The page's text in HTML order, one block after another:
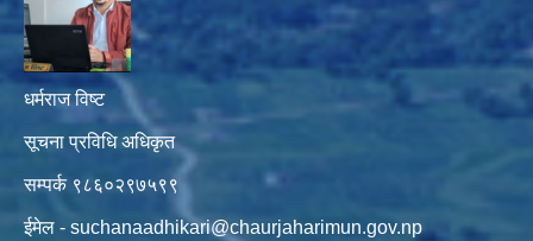
धर्मराज विष्ट
सूचना प्रविधि अधिकृत
सम्पर्क ९८६०२९७५९९
ईमेल - suchanaadhikari@chaurjaharimun.gov.np